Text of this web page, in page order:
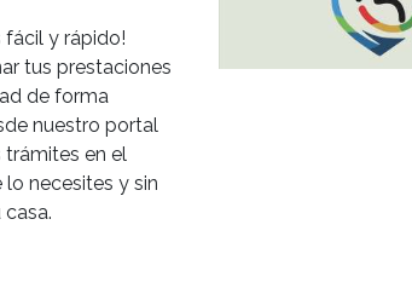
MÁS NOTICIAS
de